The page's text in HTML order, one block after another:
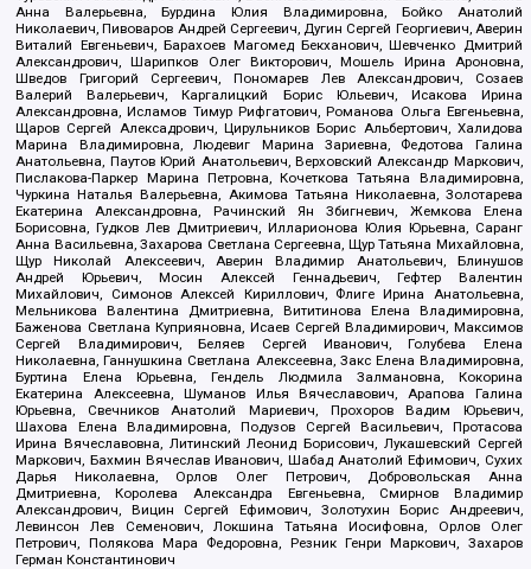
Анна Валерьевна, Бурдина Юлия Владимировна, Бойко Анатолий
Николаевич, Пивоваров Андрей Сергеевич, Дугин Сергей Георгиевич, Аверин
Виталий Евгеньевич, Барахоев Магомед Бекханович, Шевченко Дмитрий
Александрович, Шарипков Олег Викторович, Мошель Ирина Ароновна,
Шведов Григорий Сергеевич, Пономарев Лев Александрович, Созаев
Валерий Валерьевич, Каргалицкий Борис Юльевич, Исакова Ирина
Александровна, Исламов Тимур Рифгатович, Романова Ольга Евгеньевна,
Щаров Сергей Алексадрович, Цирульников Борис Альбертович, Халидова
Марина Владимировна, Людевиг Марина Зариевна, Федотова Галина
Анатольевна, Паутов Юрий Анатольевич, Верховский Александр Маркович,
Пислакова-Паркер Марина Петровна, Кочеткова Татьяна Владимировна,
Чуркина Наталья Валерьевна, Акимова Татьяна Николаевна, Золотарева
Екатерина Александровна, Рачинский Ян Збигневич, Жемкова Елена
Борисовна, Гудков Лев Дмитриевич, Илларионова Юлия Юрьевна, Саранг
Анна Васильевна, Захарова Светлана Сергеевна, Щур Татьяна Михайловна,
Щур Николай Алексеевич, Аверин Владимир Анатольевич, Блинушов
Андрей Юрьевич, Мосин Алексей Геннадьевич, Гефтер Валентин
Михайлович, Симонов Алексей Кириллович, Флиге Ирина Анатольевна,
Мельникова Валентина Дмитриевна, Вититинова Елена Владимировна,
Баженова Светлана Куприяновна, Исаев Сергей Владимирович, Максимов
Сергей Владимирович, Беляев Сергей Иванович, Голубева Елена
Николаевна, Ганнушкина Светлана Алексеевна, Закс Елена Владимировна,
Буртина Елена Юрьевна, Гендель Людмила Залмановна, Кокорина
Екатерина Алексеевна, Шуманов Илья Вячеславович, Арапова Галина
Юрьевна, Свечников Анатолий Мариевич, Прохоров Вадим Юрьевич,
Шахова Елена Владимировна, Подузов Сергей Васильевич, Протасова
Ирина Вячеславовна, Литинский Леонид Борисович, Лукашевский Сергей
Маркович, Бахмин Вячеслав Иванович, Шабад Анатолий Ефимович, Сухих
Дарья Николаевна, Орлов Олег Петрович, Добровольская Анна
Дмитриевна, Королева Александра Евгеньевна, Смирнов Владимир
Александрович, Вицин Сергей Ефимович, Золотухин Борис Андреевич,
Левинсон Лев Семенович, Локшина Татьяна Иосифовна, Орлов Олег
Петрович, Полякова Мара Федоровна, Резник Генри Маркович, Захаров
Герман Константинович